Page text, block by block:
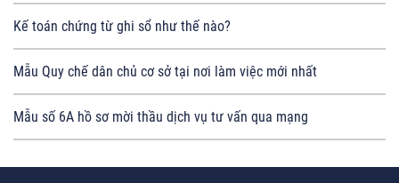
Kế toán chứng từ ghi sổ như thế nào?
Mẫu Quy chế dân chủ cơ sở tại nơi làm việc mới nhất
Mẫu số 6A hồ sơ mời thầu dịch vụ tư vấn qua mạng